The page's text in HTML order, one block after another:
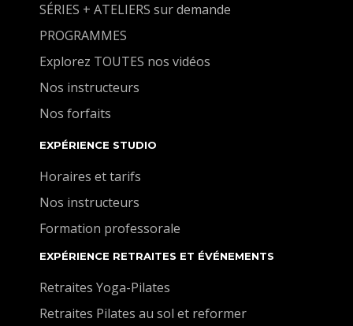
SÉRIES + ATELIERS sur demande
PROGRAMMES
Explorez TOUTES nos vidéos
Nos instructeurs
Nos forfaits
EXPÉRIENCE STUDIO
Horaires et tarifs
Nos instructeurs
Formation professorale
EXPÉRIENCE RETRAITES ET ÉVÉNEMENTS
Retraites Yoga-Pilates
Retraites Pilates au sol et reformer